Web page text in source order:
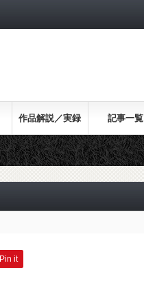
作品解説／実録 記事一覧
Pin it